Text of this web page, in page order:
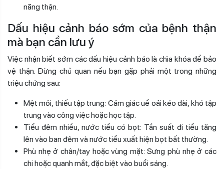
năng thận.
Dấu hiệu cảnh báo sớm của bệnh thận
mà bạn cần lưu ý
Việc nhận biết sớm các dấu hiệu cảnh báo là chìa khóa để bảo
vệ thận. Đừng chủ quan nếu bạn gặp phải một trong những
triệu chứng sau:
Mệt mỏi, thiếu tập trung: Cảm giác uể oải kéo dài, khó tập
trung vào công việc hoặc học tập.
Tiểu đêm nhiều, nước tiểu có bọt: Tần suất đi tiểu tăng
lên vào ban đêm và nước tiểu xuất hiện bọt bất thường.
Phù nhẹ ở chân/tay hoặc vùng mặt: Sưng phù nhẹ ở các
chi hoặc quanh mắt, đặc biệt vào buổi sáng.